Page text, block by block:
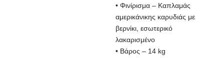
• Φινίρισμα – Καπλαμάς
αμερικάνικης καρυδιάς με
βερνίκι, εσωτερικό
λακαρισμένο
• Βάρος – 14 kg